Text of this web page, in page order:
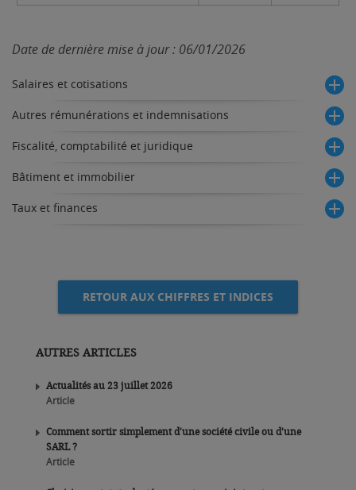
Date de dernière mise à jour : 06/01/2026
Salaires et cotisations
Autres rémunérations et indemnisations
Fiscalité, comptabilité et juridique
Bâtiment et immobilier
Taux et finances
RETOUR AUX CHIFFRES ET INDICES
AUTRES ARTICLES
Actualités au 23 juillet 2026
Article
Comment sortir simplement d'une société civile ou d'une
SARL ?
Article